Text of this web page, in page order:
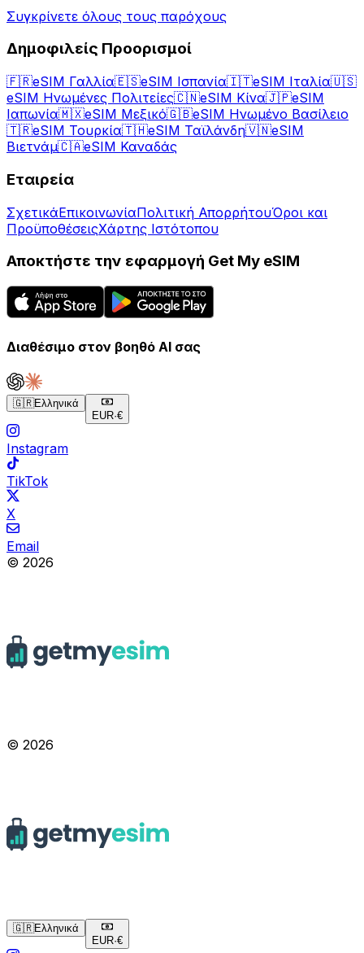
Συγκρίνετε όλους τους παρόχους
Δημοφιλείς Προορισμοί
🇫🇷eSIM Γαλλία🇪🇸eSIM Ισπανία🇮🇹eSIM Ιταλία🇺🇸
eSIM Ηνωμένες Πολιτείες🇨🇳eSIM Κίνα🇯🇵eSIM
Ιαπωνία🇲🇽eSIM Μεξικό🇬🇧eSIM Ηνωμένο Βασίλειο
🇹🇷eSIM Τουρκία🇹🇭eSIM Ταϊλάνδη🇻🇳eSIM
Βιετνάμ🇨🇦eSIM Καναδάς
Εταιρεία
ΣχετικάΕπικοινωνίαΠολιτική ΑπορρήτουΌροι και
ΠροϋποθέσειςΧάρτης Ιστότοπου
Αποκτήστε την εφαρμογή Get My eSIM
Διαθέσιμο στον βοηθό AI σας
🇬🇷Ελληνικά
EUR·€
Instagram
TikTok
X
Email
© 2026
© 2026
🇬🇷Ελληνικά
EUR·€